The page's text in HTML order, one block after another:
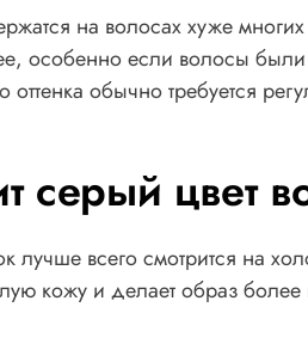
на волосах хуже
особенно если волосы
оттенка обычно требуется
серый цвет
лучше всего смотрится на
кожу и делает образ